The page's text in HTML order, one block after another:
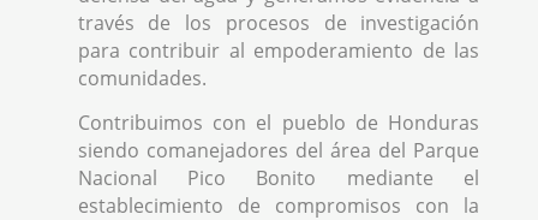
través de los procesos de investigación
para contribuir al empoderamiento de las
comunidades.
Contribuimos con el pueblo de Honduras
siendo comanejadores del área del Parque
Nacional Pico Bonito mediante el
establecimiento de compromisos con la